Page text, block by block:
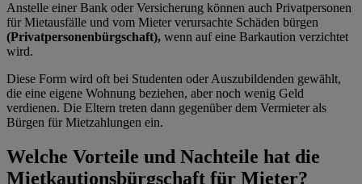
Anstelle einer Bank oder Versicherung können auch Privatpersonen
für Mietausfälle und vom Mieter verursachte Schäden bürgen
(Privatpersonenbürgschaft), wenn auf eine Barkaution verzichtet
wird.
Diese Form wird oft bei Studenten oder Auszubildenden gewählt,
die eine eigene Wohnung beziehen, aber noch wenig Geld
verdienen. Die Eltern treten dann gegenüber dem Vermieter als
Bürgen für Mietzahlungen ein.
Welche Vorteile und Nachteile hat die
Mietkautionsbürgschaft für Mieter?